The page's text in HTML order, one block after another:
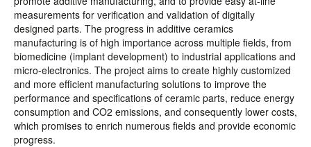
measurements for verification and validation of digitally
designed parts. The progress in additive ceramics
manufacturing is of high importance across multiple fields, from
biomedicine (implant development) to industrial applications and
micro-electronics. The project aims to create highly customized
and more efficient manufacturing solutions to improve the
performance and specifications of ceramic parts, reduce energy
consumption and CO2 emissions, and consequently lower costs,
which promises to enrich numerous fields and provide economic
progress.